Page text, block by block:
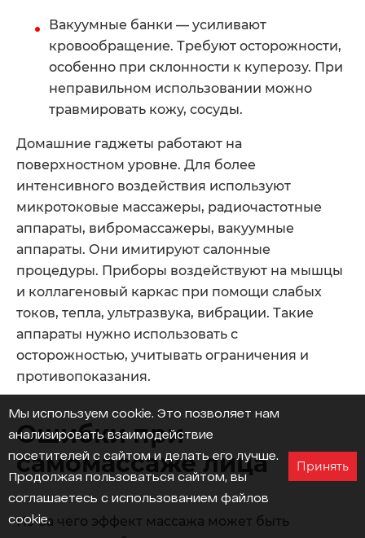
Вакуумные банки — усиливают
кровообращение. Требуют осторожности,
особенно при склонности к куперозу. При
неправильном использовании можно
травмировать кожу, сосуды.
Домашние гаджеты работают на
поверхностном уровне. Для более
интенсивного воздействия используют
микротоковые массажеры, радиочастотные
аппараты, вибромассажеры, вакуумные
аппараты. Они имитируют салонные
процедуры. Приборы воздействуют на мышцы
и коллагеновый каркас при помощи слабых
токов, тепла, ультразвука, вибрации. Такие
аппараты нужно использовать с
осторожностью, учитывать ограничения и
противопоказания.
Ошибки при
самомассаже лица
Из-за чего эффект массажа может быть
Мы используем cookie. Это позволяет нам
анализировать взаимодействие
посетителей с сайтом и делать его лучше.
Продолжая пользоваться сайтом, вы
соглашаетесь с использованием файлов
cookie.
Принять